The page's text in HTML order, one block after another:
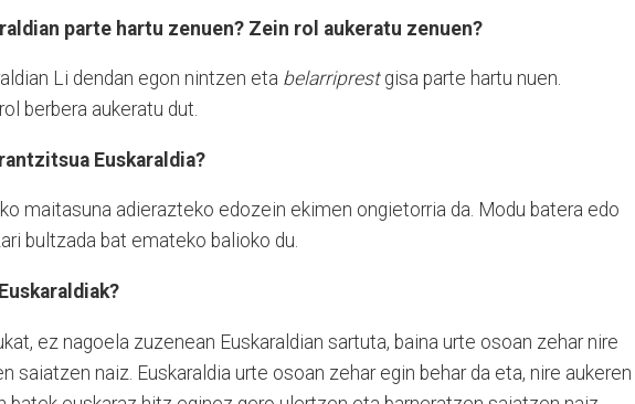
parte hartu zenuen? Zein rol aukeratu zenuen?
Li dendan egon nintzen eta belarriprestgisa parte hartu nuen.
berbera aukeratu dut.
Euskaraldia?
maitasuna adierazteko edozein ekimen ongietorria da. Modu batera edo
bultzada bat emateko balioko du.
ez nagoela zuzenean Euskaraldian sartuta, baina urte osoan zehar nire
saiatzen naiz. Euskaraldia urte osoan zehar egin behar da eta, nire aukeren